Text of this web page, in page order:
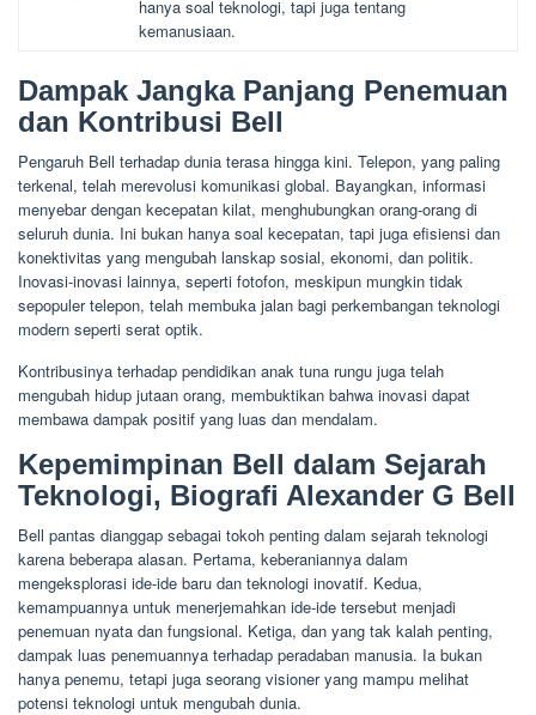
hanya soal teknologi, tapi juga tentang
kemanusiaan.
Dampak Jangka Panjang Penemuan
dan Kontribusi Bell
Pengaruh Bell terhadap dunia terasa hingga kini. Telepon, yang paling
terkenal, telah merevolusi komunikasi global. Bayangkan, informasi
menyebar dengan kecepatan kilat, menghubungkan orang-orang di
seluruh dunia. Ini bukan hanya soal kecepatan, tapi juga efisiensi dan
konektivitas yang mengubah lanskap sosial, ekonomi, dan politik.
Inovasi-inovasi lainnya, seperti fotofon, meskipun mungkin tidak
sepopuler telepon, telah membuka jalan bagi perkembangan teknologi
modern seperti serat optik.
Kontribusinya terhadap pendidikan anak tuna rungu juga telah
mengubah hidup jutaan orang, membuktikan bahwa inovasi dapat
membawa dampak positif yang luas dan mendalam.
Kepemimpinan Bell dalam Sejarah
Teknologi, Biografi Alexander G Bell
Bell pantas dianggap sebagai tokoh penting dalam sejarah teknologi
karena beberapa alasan. Pertama, keberaniannya dalam
mengeksplorasi ide-ide baru dan teknologi inovatif. Kedua,
kemampuannya untuk menerjemahkan ide-ide tersebut menjadi
penemuan nyata dan fungsional. Ketiga, dan yang tak kalah penting,
dampak luas penemuannya terhadap peradaban manusia. Ia bukan
hanya penemu, tetapi juga seorang visioner yang mampu melihat
potensi teknologi untuk mengubah dunia.